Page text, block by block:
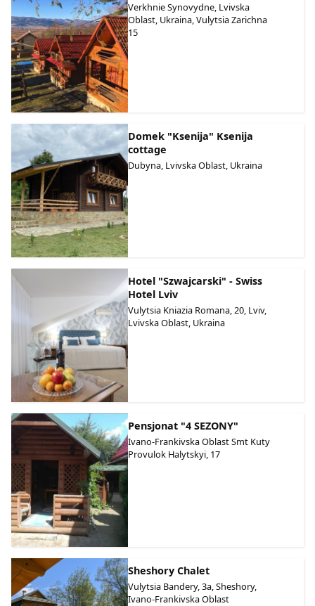
Verkhnie Synovydne, Lvivska
Oblast, Ukraina, Vulytsia Zarichna
15
Domek "Ksenija" Ksenija
cottage
Dubyna, Lvivska Oblast, Ukraina
Hotel "Szwajcarski" - Swiss
Hotel Lviv
Vulytsia Kniazia Romana, 20, Lviv,
Lvivska Oblast, Ukraina
Pensjonat "4 SEZONY"
Ivano-Frankivska Oblast Smt Kuty
Provulok Halytskyi, 17
Sheshory Chalet
Vulytsia Bandery, 3a, Sheshory,
Ivano-Frankivska Oblast